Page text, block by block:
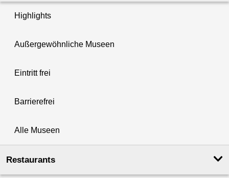
Highlights
Außergewöhnliche Museen
Eintritt frei
Barrierefrei
Alle Museen
Restaurants